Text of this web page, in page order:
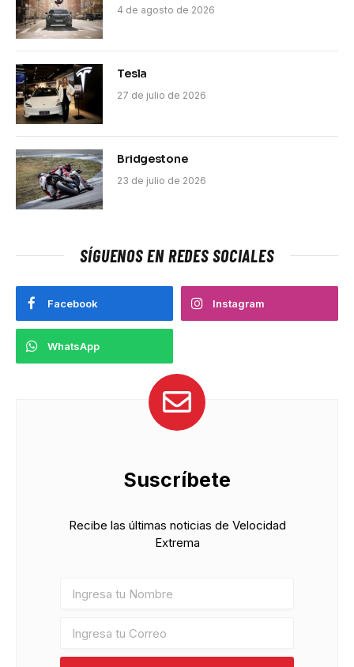
4 de agosto de 2026
Tesla
27 de julio de 2026
Bridgestone
23 de julio de 2026
SÍGUENOS EN REDES SOCIALES
Facebook Instagram
WhatsApp
Suscríbete
Recibe las últimas noticias de Velocidad
Extrema